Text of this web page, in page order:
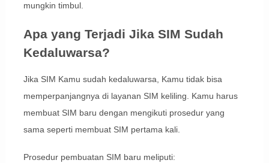
mungkin timbul.
Apa yang Terjadi Jika SIM Sudah
Kedaluwarsa?
Jika SIM Kamu sudah kedaluwarsa, Kamu tidak bisa
memperpanjangnya di layanan SIM keliling. Kamu harus
membuat SIM baru dengan mengikuti prosedur yang
sama seperti membuat SIM pertama kali.
Prosedur pembuatan SIM baru meliputi: